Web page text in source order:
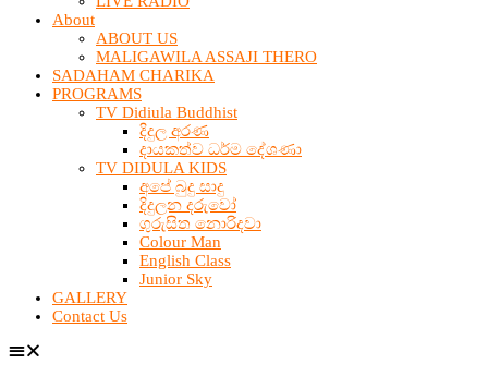
About
ABOUT US
MALIGAWILA ASSAJI THERO
SADAHAM CHARIKA
PROGRAMS
TV Didiula Buddhist
දිදුල අරණ
දායකත්ව ධර්ම දේශණා
TV DIDULA KIDS
අපේ බුදු සාදු
දිදුලන දරුවෝ
ගුරුසිත නොරිදවා
Colour Man
English Class
Junior Sky
GALLERY
Contact Us